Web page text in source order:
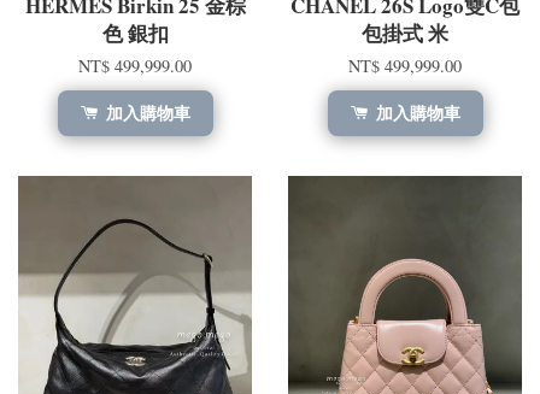
色 銀扣
NT$ 499,999.00
加入購物車
包掛式 米
NT$ 499,999.00
加入購物車